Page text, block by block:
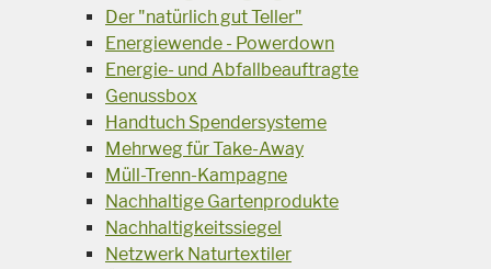
Der "natürlich gut Teller"
Energiewende - Powerdown
Energie- und Abfallbeauftragte
Genussbox
Handtuch Spendersysteme
Mehrweg für Take-Away
Müll-Trenn-Kampagne
Nachhaltige Gartenprodukte
Nachhaltigkeitssiegel
Netzwerk Naturtextiler